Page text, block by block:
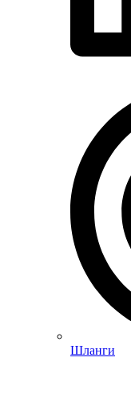
Шланги